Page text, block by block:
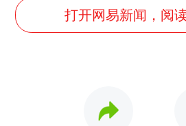
打开网易新闻，阅